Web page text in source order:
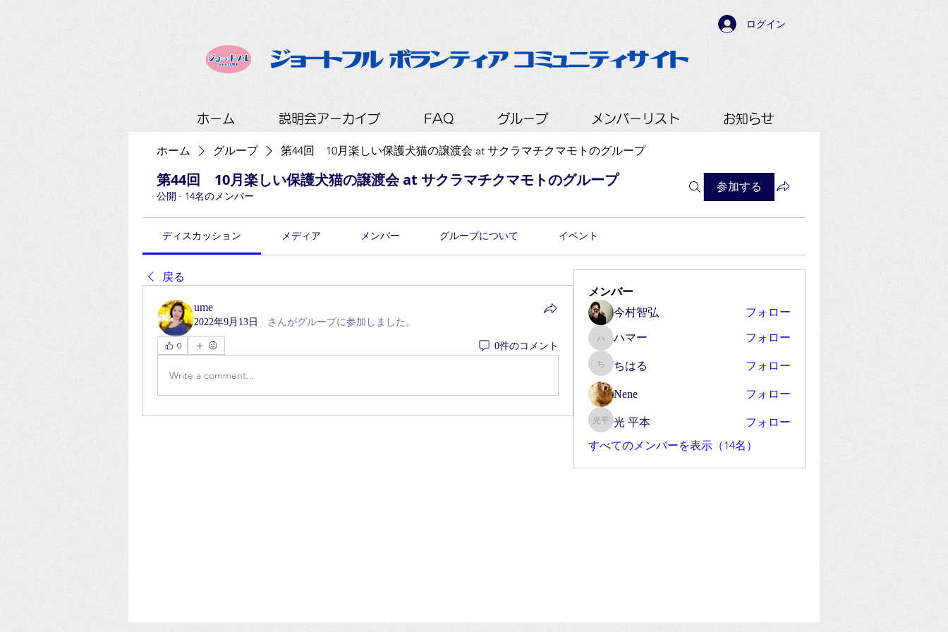
ログイン
ホーム 説明会アーカイブ FAQ グループ メンバーリスト お知らせ
ホーム グループ 第44回 10月楽しい保護犬猫の譲渡会 at サクラマチクマモトのグループ
第44回 10月楽しい保護犬猫の譲渡会 at サクラマチクマモトのグループ
公開 · 14名のメンバー
参加する
ディスカッション メディア メンバー グループについて イベント
戻る
ume
2022年9月13日 · さんがグループに参加しました。
0 0件のコメント
Write a comment...
メンバー
今村智弘 フォロー
ハマー
ハマー フォロー
ちはるちはる フォロー
Nene フォロー
光 平本光 平本
フォロー
すべてのメンバーを表示（14名）